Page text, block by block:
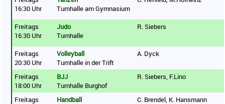
16:30 Uhr
Turnhalle am Gymnasium
Freitags
16:30 Uhr
Judo
Turnhalle
R. Siebers
Freitags
20:30 Uhr
Volleyball
Turnhalle in der Trift
A. Dyck
Freitags
18:00 Uhr
BJJ
Turnhalle Burghof
R. Siebers, F.Lino
Freitags
Handball
C. Brendel, K. Hansmann